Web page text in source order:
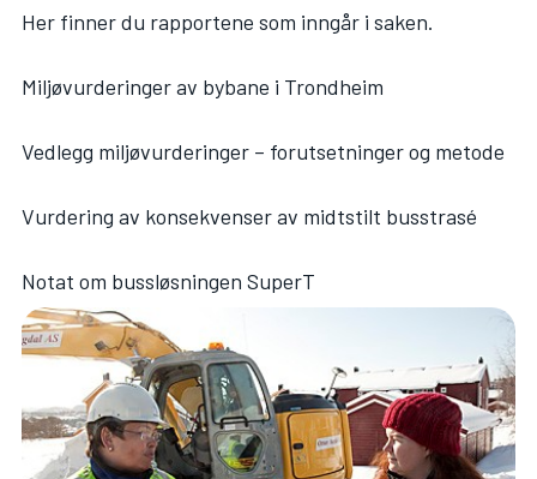
Her finner du rapportene som inngår i saken.
Miljøvurderinger av bybane i Trondheim
Vedlegg miljøvurderinger – forutsetninger og metode
Vurdering av konsekvenser av midtstilt busstrasé
Notat om bussløsningen SuperT